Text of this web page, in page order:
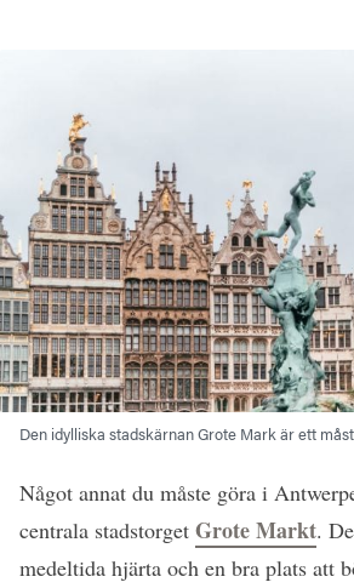
Den idylliska stadskärnan Grote Mark är ett
Något annat du måste göra i
centrala stadstorget Grote Markt.
medeltida hjärta och en bra plats att